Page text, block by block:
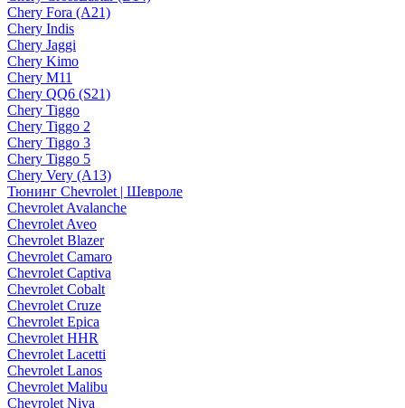
Chery Fora (A21)
Chery Indis
Chery Jaggi
Chery Kimo
Chery M11
Chery QQ6 (S21)
Chery Tiggo
Chery Tiggo 2
Chery Tiggo 3
Chery Tiggo 5
Chery Very (A13)
Тюнинг Chevrolet | Шевроле
Chevrolet Avalanche
Chevrolet Aveo
Chevrolet Blazer
Chevrolet Camaro
Chevrolet Captiva
Chevrolet Cobalt
Chevrolet Cruze
Chevrolet Epica
Chevrolet HHR
Chevrolet Lacetti
Chevrolet Lanos
Chevrolet Malibu
Chevrolet Niva